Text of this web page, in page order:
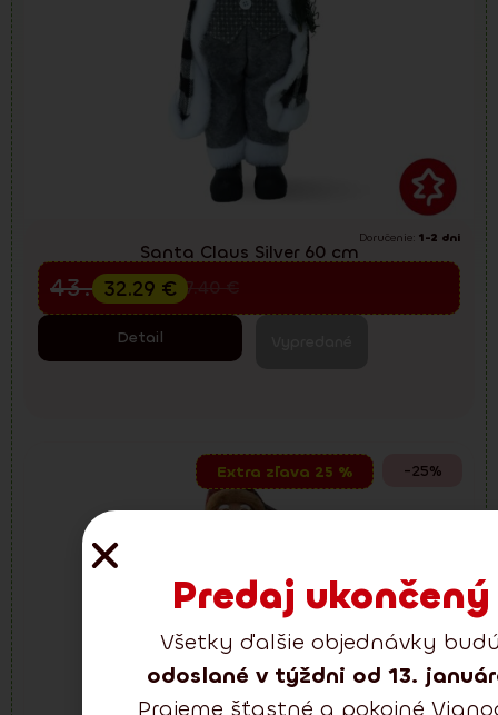
Doručenie: 1-2 dni
Santa Claus Silver 60 cm
Predvianočný výpredaj
57.40
43.05€
32.29 €
Detail
-25%
Extra zľava 25 %
Predaj ukončený
Všetky ďalšie objednávky
odoslané v týždni od 13.